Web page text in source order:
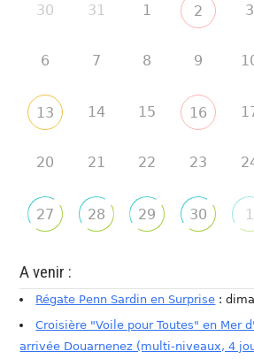
30 31 1 2 3
6 7 8 9
13 14 15 16
20 21 22 23
27 28 29 30 1
A venir :
Régate Penn Sardin en Surprise :
Croisière "Voile pour Toutes" en Mer
arrivée Douarnenez (multi-niveaux, 4